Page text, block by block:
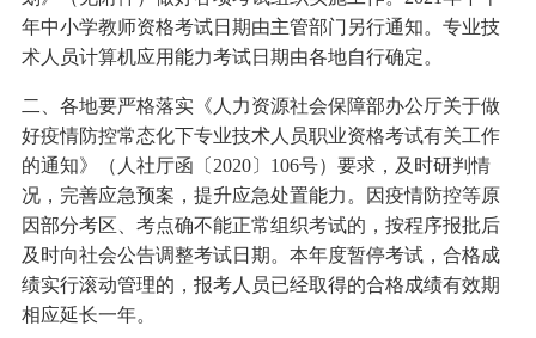
年中小学教师资格考试日期由主管部门另行通知。专业技
术人员计算机应用能力考试日期由各地自行确定。
二、各地要严格落实《人力资源社会保障部办公厅关于做
好疫情防控常态化下专业技术人员职业资格考试有关工作
的通知》（人社厅函〔2020〕106号）要求，及时研判情
况，完善应急预案，提升应急处置能力。因疫情防控等原
因部分考区、考点确不能正常组织考试的，按程序报批后
及时向社会公告调整考试日期。本年度暂停考试，合格成
绩实行滚动管理的，报考人员已经取得的合格成绩有效期
相应延长一年。